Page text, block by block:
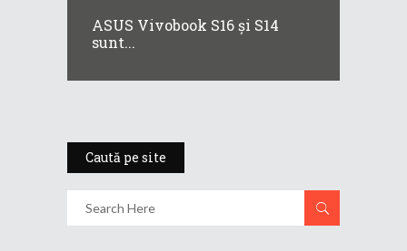
ASUS Vivobook S16 și S14
sunt...
Caută pe site